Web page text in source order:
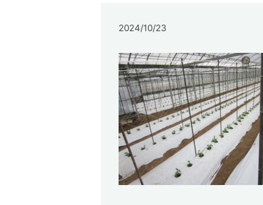
2024/10/23